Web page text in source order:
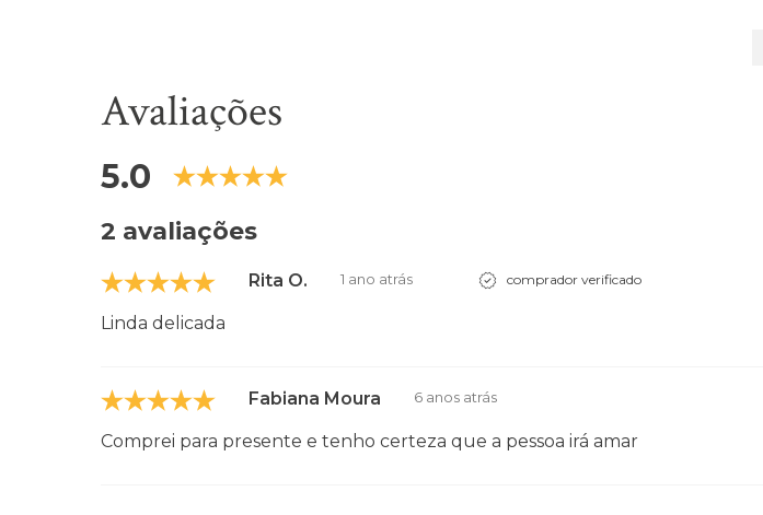
Avaliações
5.0
2 avaliações
Rita O. 1 ano atrás comprador verificado
Linda delicada
Fabiana Moura 6 anos atrás
Comprei para presente e tenho certeza que a pessoa irá amar